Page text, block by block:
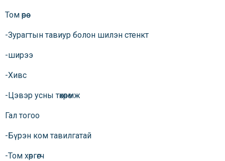
Том өрөө
-Зурагтын тавиур болон шилэн стенкт
-ширээ
-Хивс
-Цэвэр усны төхөөрөмж
Гал тогоо
-Бүрэн ком тавилгатай
-Том хөргөгч